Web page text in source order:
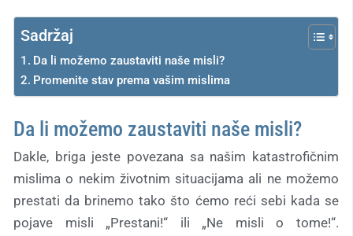
Sadržaj
Da li možemo zaustaviti naše misli?
Promenite stav prema vašim mislima
Da li možemo zaustaviti naše misli?
Dakle, briga jeste povezana sa našim katastrofičnim
mislima o nekim životnim situacijama ali ne možemo
prestati da brinemo tako što ćemo reći sebi kada se
pojave misli „Prestani!“ ili „Ne misli o tome!“.